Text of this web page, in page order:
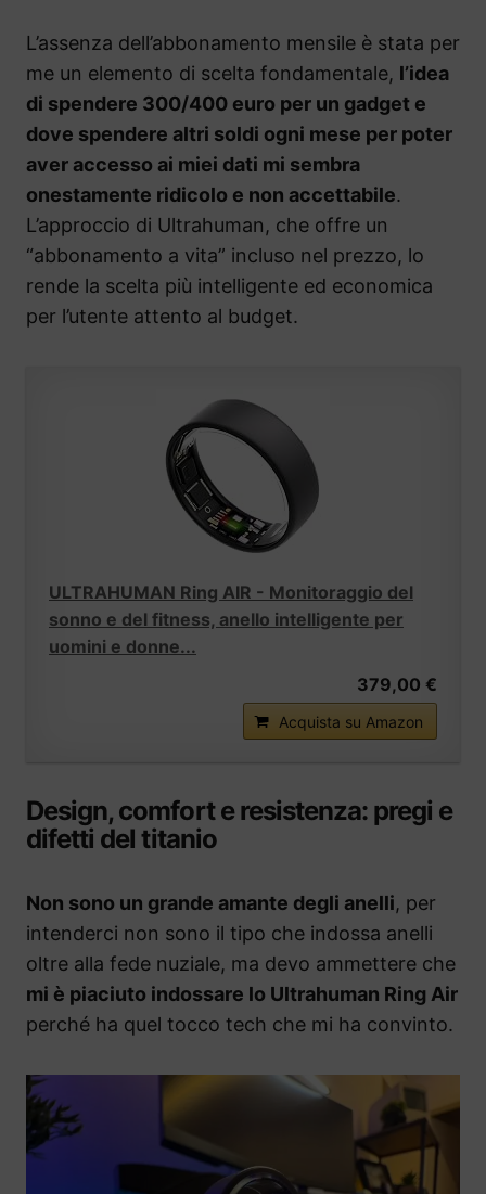
L’assenza dell’abbonamento mensile è stata per
me un elemento di scelta fondamentale, l’idea
di spendere 300/400 euro per un gadget e
dove spendere altri soldi ogni mese per poter
aver accesso ai miei dati mi sembra
onestamente ridicolo e non accettabile.
L’approccio di Ultrahuman, che offre un
“abbonamento a vita” incluso nel prezzo, lo
rende la scelta più intelligente ed economica
per l’utente attento al budget.
ULTRAHUMAN Ring AIR - Monitoraggio del
sonno e del fitness, anello intelligente per
uomini e donne...
379,00 €
Acquista su Amazon
Design, comfort e resistenza: pregi e
difetti del titanio
Non sono un grande amante degli anelli, per
intenderci non sono il tipo che indossa anelli
oltre alla fede nuziale, ma devo ammettere che
mi è piaciuto indossare lo Ultrahuman Ring Air
perché ha quel tocco tech che mi ha convinto.